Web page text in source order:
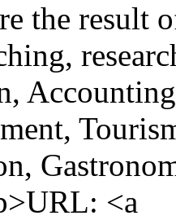
the result
<a